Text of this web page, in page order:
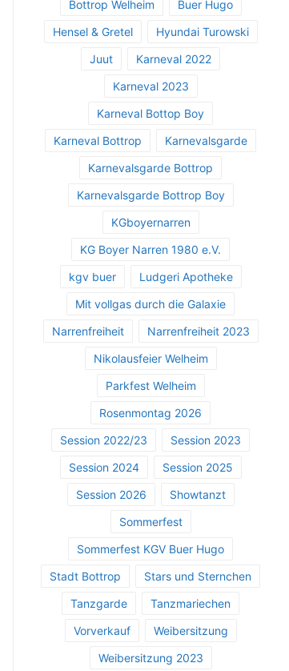
Bottrop Welheim
Buer Hugo
Hensel & Gretel
Hyundai Turowski
Juut
Karneval 2022
Karneval 2023
Karneval Bottop Boy
Karneval Bottrop
Karnevalsgarde
Karnevalsgarde Bottrop
Karnevalsgarde Bottrop Boy
KGboyernarren
KG Boyer Narren 1980 e.V.
kgv buer
Ludgeri Apotheke
Mit vollgas durch die Galaxie
Narrenfreiheit
Narrenfreiheit 2023
Nikolausfeier Welheim
Parkfest Welheim
Rosenmontag 2026
Session 2022/23
Session 2023
Session 2024
Session 2025
Session 2026
Showtanzt
Sommerfest
Sommerfest KGV Buer Hugo
Stadt Bottrop
Stars und Sternchen
Tanzgarde
Tanzmariechen
Vorverkauf
Weibersitzung
Weibersitzung 2023